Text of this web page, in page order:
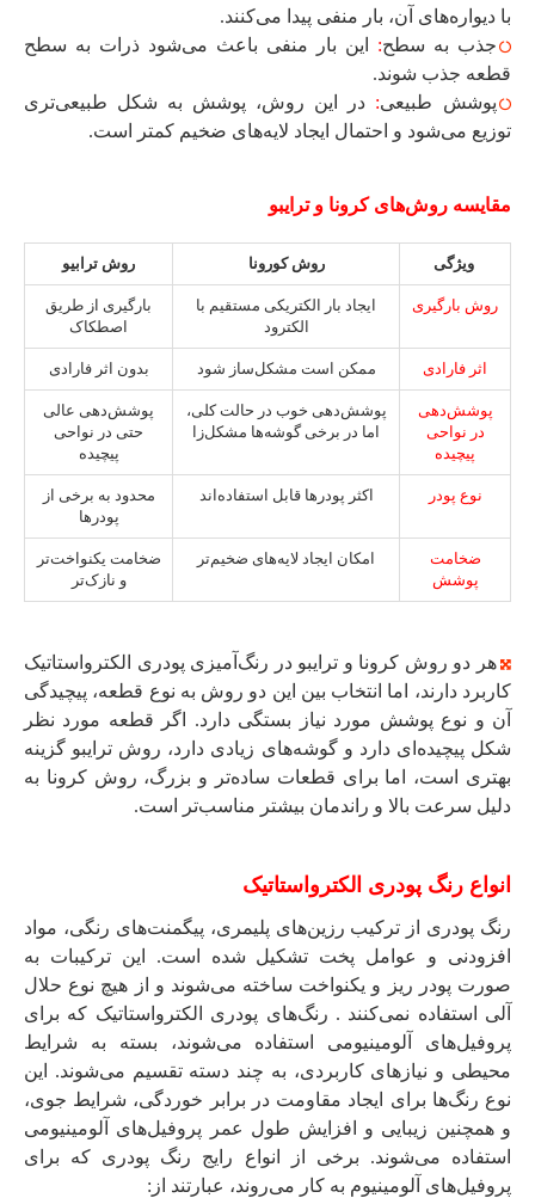
با دیواره‌های آن، بار منفی پیدا می‌کنند.
جذب به سطح: این بار منفی باعث می‌شود ذرات به سطح
قطعه جذب شوند.
پوشش طبیعی: در این روش، پوشش به شکل طبیعی‌تری
توزیع می‌شود و احتمال ایجاد لایه‌های ضخیم کمتر است.
مقایسه روش‌های کرونا و ترایبو
ویژگی روش کورونا روش ترابیو
روش بارگیری
ایجاد بار الکتریکی مستقیم با
الکترود
بارگیری از طریق
اصطکاک
اثر فارادی ممکن است مشکل‌ساز شود بدون اثر فارادی
پوشش‌دهی
در نواحی
پیچیده
پوشش‌دهی خوب در حالت کلی،
اما در برخی گوشه‌ها مشکل‌زا
پوشش‌دهی عالی
حتی در نواحی
پیچیده
نوع پودر اکثر پودرها قابل استفاده‌اند
محدود به برخی از
پودرها
ضخامت
پوشش
امکان ایجاد لایه‌های ضخیم‌تر
ضخامت یکنواخت‌تر
و نازک‌تر
هر دو روش کرونا و ترایبو در رنگ‌آمیزی پودری الکترواستاتیک
کاربرد دارند، اما انتخاب بین این دو روش به نوع قطعه، پیچیدگی
آن و نوع پوشش مورد نیاز بستگی دارد. اگر قطعه مورد نظر
شکل پیچیده‌ای دارد و گوشه‌های زیادی دارد، روش ترایبو گزینه
بهتری است، اما برای قطعات ساده‌تر و بزرگ، روش کرونا به
دلیل سرعت بالا و راندمان بیشتر مناسب‌تر است.
انواع رنگ پودری الکترواستاتیک
رنگ پودری از ترکیب رزین‌های پلیمری، پیگمنت‌های رنگی، مواد
افزودنی و عوامل پخت تشکیل شده است. این ترکیبات به
صورت پودر ریز و یکنواخت ساخته می‌شوند و از هیچ نوع حلال
آلی استفاده نمی‌کنند . رنگ‌های پودری الکترواستاتیک که برای
پروفیل‌های آلومینیومی استفاده می‌شوند، بسته به شرایط
محیطی و نیازهای کاربردی، به چند دسته تقسیم می‌شوند. این
نوع رنگ‌ها برای ایجاد مقاومت در برابر خوردگی، شرایط جوی،
و همچنین زیبایی و افزایش طول عمر پروفیل‌های آلومینیومی
استفاده می‌شوند. برخی از انواع رایج رنگ پودری که برای
پروفیل‌های آلومینیوم به کار می‌روند، عبارتند از: